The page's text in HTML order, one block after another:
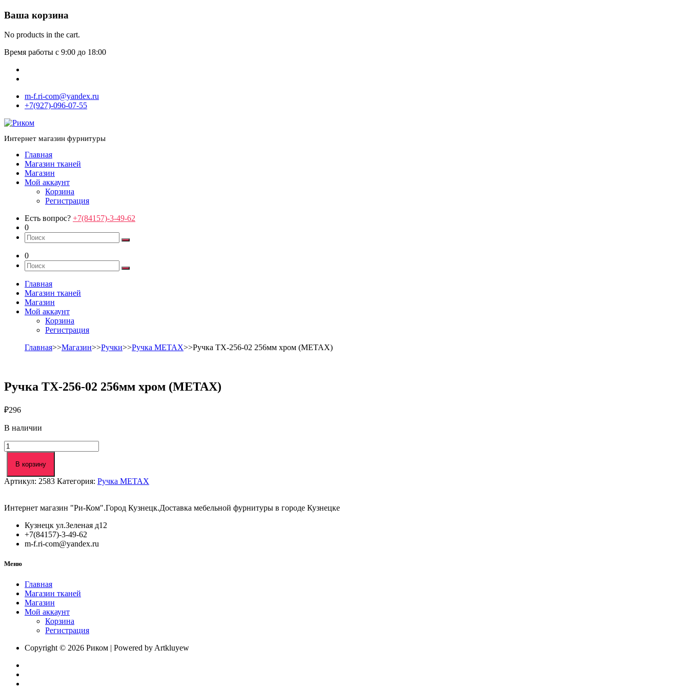
Ваша корзина
No products in the cart.
Время работы с 9:00 до 18:00
m-f.ri-com@yandex.ru
+7(927)-096-07-55
Интернет магазин фурнитуры
Главная
Магазин тканей
Магазин
Мой аккаунт
Корзина
Регистрация
Есть вопрос? +7(84157)-3-49-62
0
0
Главная
Магазин тканей
Магазин
Мой аккаунт
Корзина
Регистрация
Главная>>Магазин>>Ручки>>Ручка METAX>>Ручка TX-256-02 256мм хром (METAX)
Ручка TX-256-02 256мм хром (METAX)
₽296
В наличии
Количество
товара
Ручка
256-
хром
В корзину
Артикул: 2583 Категория: Ручка METAX
Интернет магазин "Ри-Ком".Город Кузнецк.Доставка мебельной фурнитуры в городе Кузнецке
Кузнецк ул.Зеленая д12
+7(84157)-3-49-62
m-f.ri-com@yandex.ru
Меню
Главная
Магазин тканей
Магазин
Мой аккаунт
Корзина
Регистрация
Copyright © 2026 Риком | Powered by Artkluyew